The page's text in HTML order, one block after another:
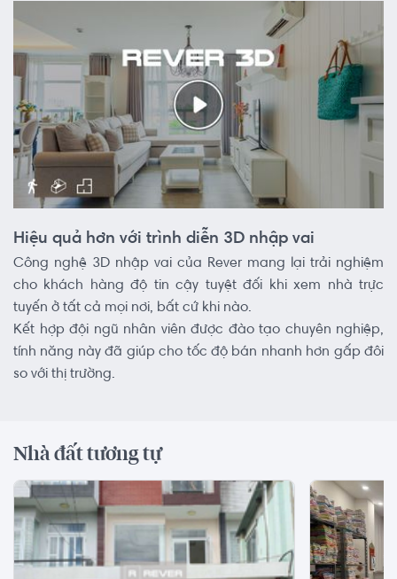
Hiệu quả hơn với trình diễn 3D nhập vai
Công nghệ 3D nhập vai của Rever mang lại trải nghiệm
cho khách hàng độ tin cậy tuyệt đối khi xem nhà trực
tuyến ở tất cả mọi nơi, bất cứ khi nào.
Kết hợp đội ngũ nhân viên được đào tạo chuyên nghiệp,
tính năng này đã giúp cho tốc độ bán nhanh hơn gấp đôi
so với thị trường.
Nhà đất tương tự